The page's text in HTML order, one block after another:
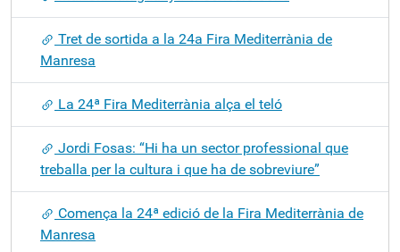
Tret de sortida a la 24a Fira Mediterrània de
Manresa
La 24ª Fira Mediterrània alça el teló
Jordi Fosas: “Hi ha un sector professional que
treballa per la cultura i que ha de sobreviure”
Comença la 24ª edició de la Fira Mediterrània de
Manresa